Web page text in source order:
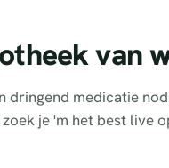
van
dringend medicatie
je 'm het best live